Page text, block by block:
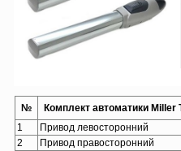
№ Комплект автоматики Miller
1
Привод левосторонний
2
Привод правосторонний